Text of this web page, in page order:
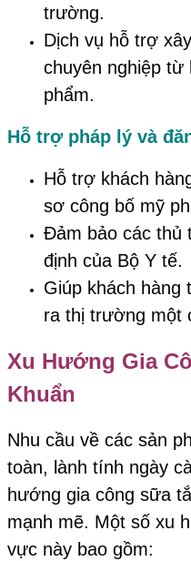
trường.
Dịch vụ hỗ trợ
chuyên nghiệp từ
phẩm.
Hỗ trợ pháp lý và
Hỗ trợ khách
sơ công bố mỹ
Đảm bảo các thủ
định của Bộ Y tế.
Giúp khách hàng
ra thị trường một
Xu Hướng Gia
Khuẩn
Nhu cầu về các sản
toàn, lành tính ngày
hướng gia công sữa
mạnh mẽ. Một số xu
vực này bao gồm: